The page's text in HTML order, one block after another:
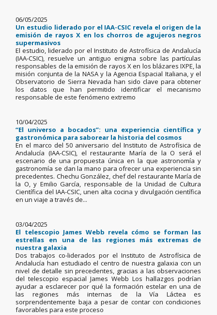
06/05/2025
Un estudio liderado por el IAA-CSIC revela el origen de la
emisión de rayos X en los chorros de agujeros negros
supermasivos
El estudio, liderado por el Instituto de Astrofísica de Andalucía
(IAA-CSIC), resuelve un antiguo enigma sobre las partículas
responsables de la emisión de rayos X en los blázares IXPE, la
misión conjunta de la NASA y la Agencia Espacial Italiana, y el
Observatorio de Sierra Nevada han sido clave para obtener
los datos que han permitido identificar el mecanismo
responsable de este fenómeno extremo
10/04/2025
“El universo a bocados”: una experiencia científica y
gastronómica para saborear la historia del cosmos
En el marco del 50 aniversario del Instituto de Astrofísica de
Andalucía (IAA-CSIC), el restaurante María de la O será el
escenario de una propuesta única en la que astronomía y
gastronomía se dan la mano para ofrecer una experiencia sin
precedentes. Chechu González, chef del restaurante María de
la O, y Emilio García, responsable de la Unidad de Cultura
Científica del IAA-CSIC, unen alta cocina y divulgación científica
en un viaje a través de...
03/04/2025
El telescopio James Webb revela cómo se forman las
estrellas en una de las regiones más extremas de
nuestra galaxia
Dos trabajos co-liderados por el Instituto de Astrofísica de
Andalucía han estudiado el centro de nuestra galaxia con un
nivel de detalle sin precedentes, gracias a las observaciones
del telescopio espacial James Webb Los hallazgos podrían
ayudar a esclarecer por qué la formación estelar en una de
las regiones más internas de la Vía Láctea es
sorprendentemente baja a pesar de contar con condiciones
favorables para este proceso